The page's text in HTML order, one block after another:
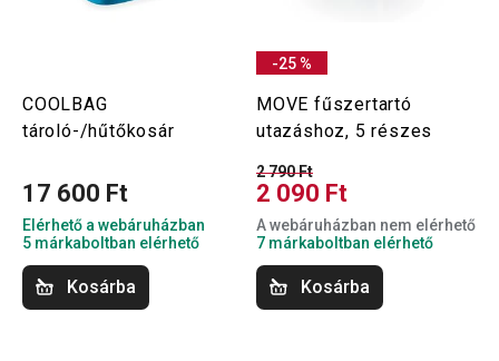
COOLBAG
tároló-/hűtőkosár
17 600 Ft
Elérhető a webáruházban
5 márkaboltban elérhető
Kosárba
-25 %
MOVE fűszertartó
utazáshoz, 5 részes
2 790 Ft
2 090 Ft
A webáruházban nem elérhető
7 márkaboltban elérhető
Kosárba